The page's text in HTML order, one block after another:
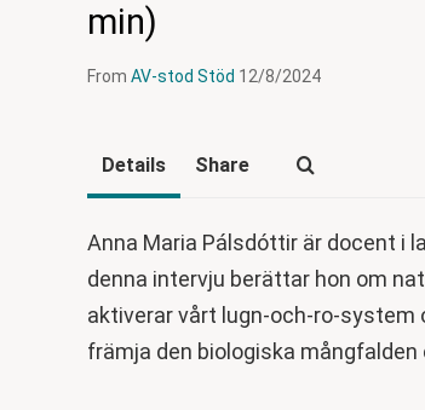
min)
From AV-stod Stöd 12/8/2024
Details Share
Anna Maria Pálsdóttir är docent i
denna intervju berättar hon om
aktiverar vårt lugn-och-ro-system
främja den biologiska mångfalden